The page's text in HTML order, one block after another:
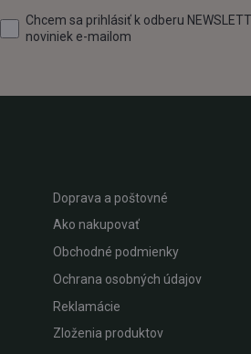
Chcem sa prihlásiť k odberu
noviniek e-mailom
Doprava a poštovné
Ako nakupovať
Obchodné podmienky
Ochrana osobných údajov
Reklamácie
Zloženia produktov